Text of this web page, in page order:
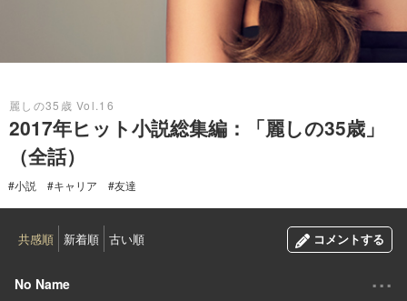
麗しの35歳 Vol.16
2017年ヒット小説総集編：「麗しの35歳」
（全話）
#小説 #キャリア #友達
共感順 新着順 古い順 コメントする
No Name ...